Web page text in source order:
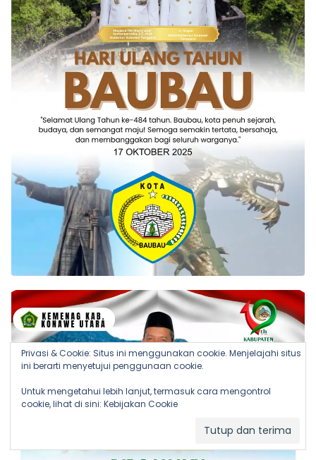
Privasi & Cookie: Situs ini menggunakan cookie. Menjelajahi situs
ini berarti menyetujui penggunaan cookie.
Untuk mengetahui lebih lanjut, termasuk cara mengontrol
cookie, lihat di sini: Kebijakan Cookie